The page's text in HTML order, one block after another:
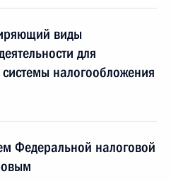
виды
для
налогообложения
Федеральной налоговой